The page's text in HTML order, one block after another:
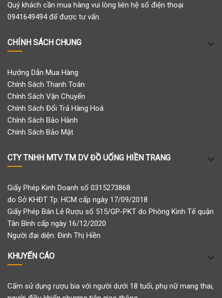
Quý khách cần mua hàng vui lòng liên hệ số điện thoại
0941649494 để được tư vấn.
CHÍNH SÁCH CHUNG
Hướng Dẫn Mua Hàng
Chính Sách Thanh Toán
Chính Sách Vận Chuyển
Chính Sách Đổi Trả Hàng Hoá
Chính Sách Bảo Hành
Chính Sách Bảo Mật
CTY TNHH MTV TM DV ĐỒ UỐNG HIỀN TRANG
Giấy Phép Kinh Doanh số 0315273868
do Sở KHĐT Tp. HCM cấp ngày 17/09/2018
Giấy Phép Bán Lẻ Rượu số 515/GP-PKT do Phòng Kinh Tế quận
Tân Bình cấp ngày 16/12/2020
Người đại diện: Đinh Thị Hiền
KHUYẾN CÁO
Cấm sử dụng rượu bia với người dưới 18 tuổi, phụ nữ mang thai,